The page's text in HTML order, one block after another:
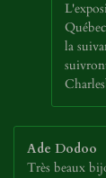
la
Ade Dodoo
Très beaux